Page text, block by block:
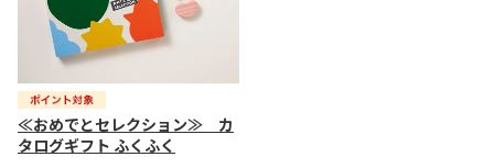
≪おめでとセレクション≫ カ
タログギフト ふくふく